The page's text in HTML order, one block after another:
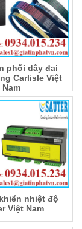
phối dây đai
Carlisle Việt
Nam
nhiệt độ
Việt Nam